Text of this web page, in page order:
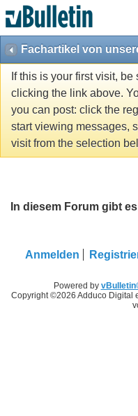
Fachartikel von
If this is your first visit,
clicking the link above.
you can post: click the
start viewing messages,
visit from the selection
In diesem Forum gibt
Anmelden
Powered by
Copyright ©2026 Adduco Digital